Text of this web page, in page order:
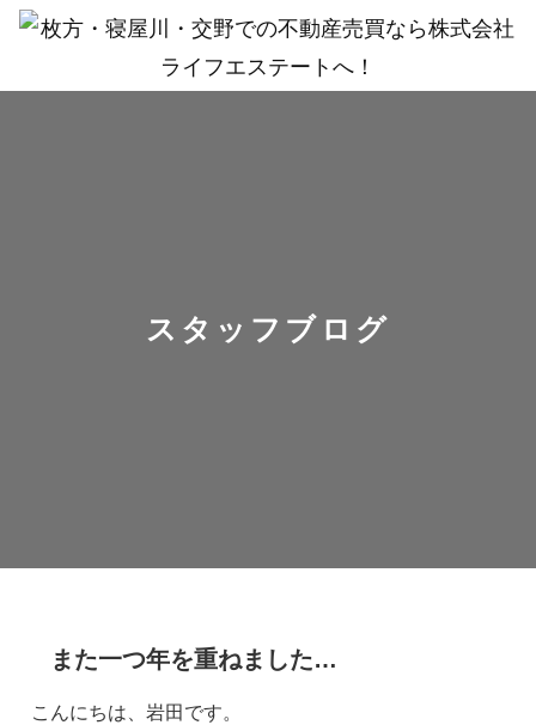
スタッフブログ
また一つ年を重ねました…
こんにちは、岩田です。